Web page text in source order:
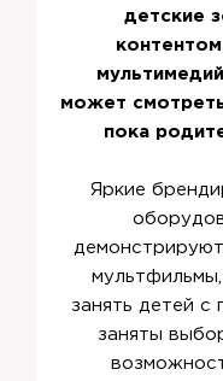
детские
может
пока
Яркие
занять детей с
заняты